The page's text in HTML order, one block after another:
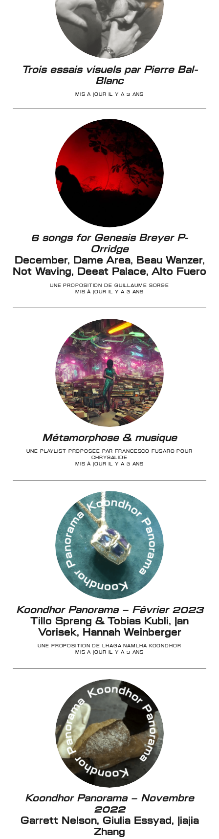
Trois essais visuels par Pierre Bal-
Blanc
MIS À JOUR IL Y A 3 ANS
6 songs for Genesis Breyer P-
Orridge
December, Dame Area, Beau Wanzer,
Not Waving, Deeat Palace, Alto Fuero
UNE PROPOSITION DE GUILLAUME SORGE
MIS À JOUR IL Y A 3 ANS
Métamorphose & musique
UNE PLAYLIST PROPOSÉE PAR FRANCESCO FUSARO POUR
CHRYSALIDE
MIS À JOUR IL Y A 3 ANS
Koondhor Panorama – Février 2023
Tillo Spreng & Tobias Kubli, Jan
Vorisek, Hannah Weinberger
UNE PROPOSITION DE LHAGA NAMLHA KOONDHOR
MIS À JOUR IL Y A 3 ANS
Koondhor Panorama – Novembre
2022
Garrett Nelson, Giulia Essyad, Jiajia
Zhang